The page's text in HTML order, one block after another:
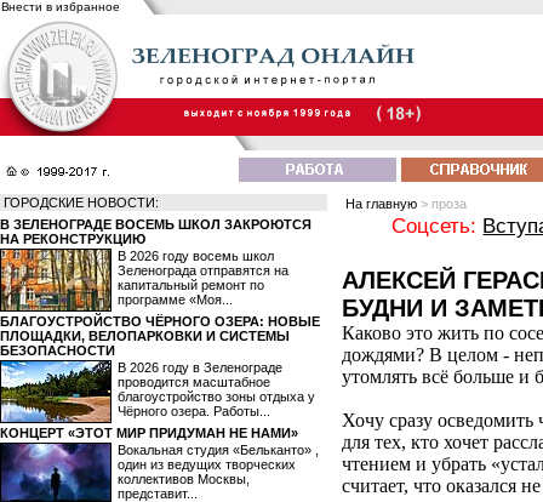
Внести в избранное
ГОРОДСКИЕ НОВОСТИ:
В ЗЕЛЕНОГРАДЕ ВОСЕМЬ ШКОЛ ЗАКРОЮТСЯ
НА РЕКОНСТРУКЦИЮ
В 2026 году восемь школ
Зеленограда отправятся на
капитальный ремонт по
программе «Моя...
БЛАГОУСТРОЙСТВО ЧЁРНОГО ОЗЕРА: НОВЫЕ
ПЛОЩАДКИ, ВЕЛОПАРКОВКИ И СИСТЕМЫ
БЕЗОПАСНОСТИ
В 2026 году в Зеленограде
проводится масштабное
благоустройство зоны отдыха у
Чёрного озера. Работы...
КОНЦЕРТ «ЭТОТ МИР ПРИДУМАН НЕ НАМИ»
Вокальная студия «Бельканто» ,
один из ведущих творческих
коллективов Москвы,
представит...
На главную > проза
Соцсеть:
АЛЕКСЕЙ
БУДНИ И
Каково это жить по
дождями? В целом -
утомлять всё больше
Хочу сразу осведомить
для тех, кто хочет
чтением и убрать
считает, что оказался